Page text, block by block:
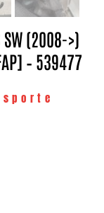
(2008->)
– 539477